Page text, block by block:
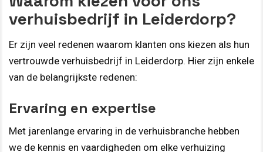
verhuisbedrijf in Leiderdorp?
Er zijn veel redenen waarom klanten ons kiezen als hun
vertrouwde verhuisbedrijf in Leiderdorp. Hier zijn enkele
van de belangrijkste redenen:
Ervaring en expertise
Met jarenlange ervaring in de verhuisbranche hebben
we de kennis en vaardigheden om elke verhuizing